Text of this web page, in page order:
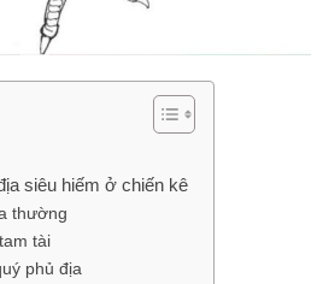
siêu hiếm ở chiến kê
thường
tài
phủ địa